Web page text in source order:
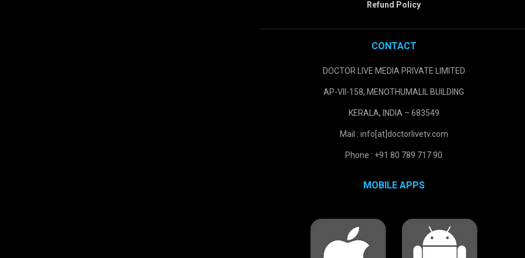
Refund Policy
CONTACT
DOCTOR LIVE MEDIA PRIVATE LIMITED
AP-VII-158, MENOTHUMALIL BUILDING
KERALA, INDIA – 683549
Mail : info[at]doctorlivetv.com
Phone : +91 80 789 717 90
MOBILE APPS